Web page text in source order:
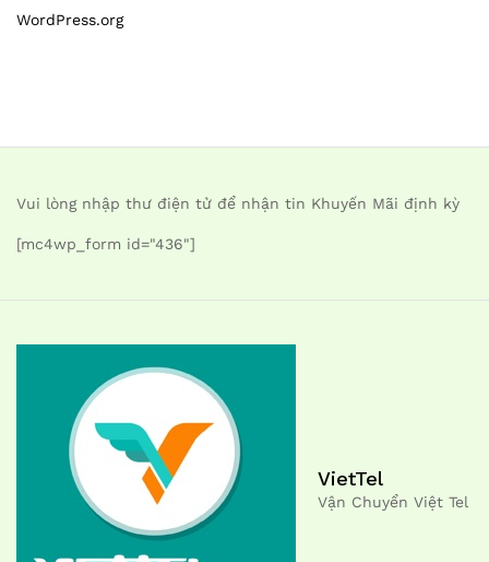
WordPress.org
Vui lòng nhập thư điện tử để nhận tin Khuyến Mãi định kỳ
[mc4wp_form id="436"]
VietTel
Vận Chuyển Việt Tel